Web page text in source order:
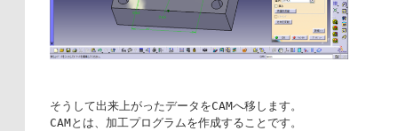
そうして出来上がったデータをCAMへ移します。
CAMとは、加工プログラムを作成することです。